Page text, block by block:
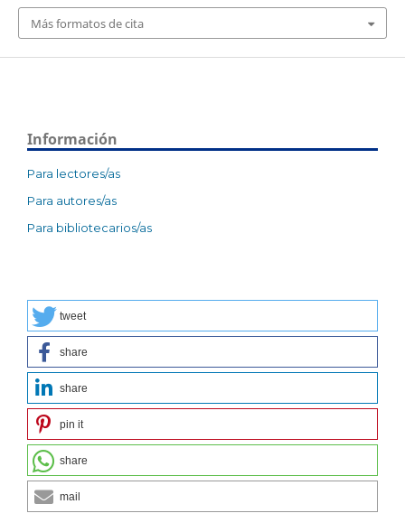
Más formatos de cita
Información
Para lectores/as
Para autores/as
Para bibliotecarios/as
tweet
share
share
pin it
share
mail